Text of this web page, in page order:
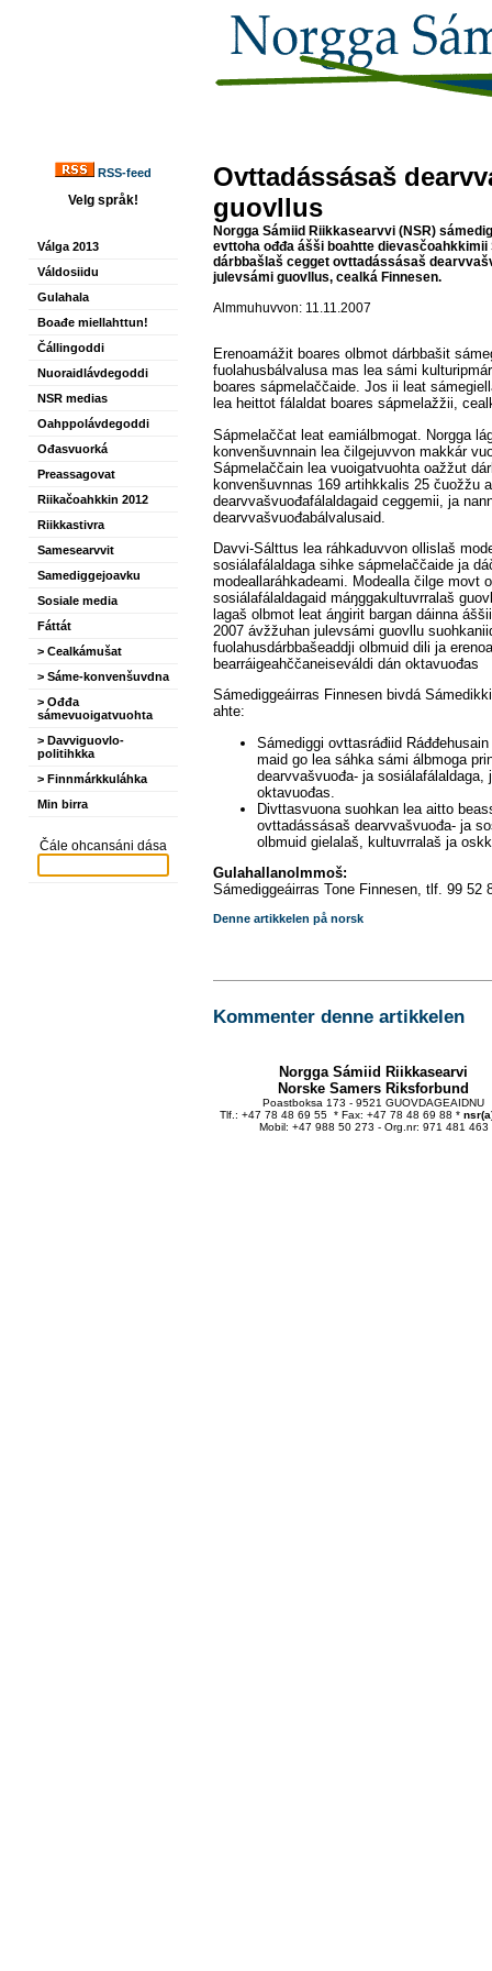
RSS-feed
Velg språk!
Válga 2013
Váldosiidu
Gulahala
Boađe miellahttun!
Čállingoddi
Nuoraidlávdegoddi
NSR medias
Oahppolávdegoddi
Ođasvuorká
Preassagovat
Riikačoahkkin 2012
Riikkastivra
Samesearvvit
Samediggejoavku
Sosiale media
Fáttát
> Cealkámušat
> Sáme-konvenšuvdna
> Ođđa
sámevuoigatvuohta
> Davviguovlo-
politihkka
> Finnmárkkuláhka
Min birra
Čále ohcansáni dása
Ovttadássásaš
guovllus
Norgga Sámiid Riikkasearvvi (NSR)
evttoha ođđa ášši boahtte dievasčoahkkimii
dárbbašlaš cegget ovttadássásaš
julevsámi guovllus, cealká Finnesen.
Almmuhuvvon: 11.11.2007
Erenoamážit boares olbmot dárbbašit
fuolahusbálvalusa mas lea sámi
boares sápmelaččaide. Jos ii leat
lea heittot fálaldat boares sápmelažžii,
Sápmelaččat leat eamiálbmogat. Norgga
konvenšuvnnain lea čilgejuvvon makkár
Sápmelaččain lea vuoigatvuohta oažžut
konvenšuvnnas 169 artihkkalis 25 čuožžu
dearvvašvuođafálaldagaid ceggemii, ja
dearvvašvuođabálvalusaid.
Davvi-Sálttus lea ráhkaduvvon ollislaš
sosiálafálaldaga sihke sápmelaččaide ja
modeallaráhkadeami. Modealla čilge movt
sosiálafálaldagaid máŋggakultuvrralaš
lagaš olbmot leat áŋgirit bargan dáinna
2007 ávžžuhan julevsámi guovllu
fuolahusdárbbašeaddji olbmuid dili ja
bearráigeahččaneiseváldi dán oktavuođas
Sámediggeáirras Finnesen bivdá
ahte:
Sámediggi ovttasráđiid
maid go lea sáhka sámi álbmoga
dearvvašvuođa- ja
oktavuođas.
Divttasvuona suohkan lea aitto
ovttadássásaš dearvvašvuođa- ja
olbmuid gielalaš, kultuvrralaš ja
Gulahallanolmmoš:
Sámediggeáirras Tone Finnesen, tlf. 99 52
Denne artikkelen på norsk
Kommenter denne artikkelen
Norgga Sámiid Riikkasearvi
Norske Samers Riksforbund
Poastboksa 173 - 9521 GUOVDAGEAIDNU
Tlf.: +47 78 48 69 55 * Fax: +47 78 48 69 88 *
Mobil: +47 988 50 273 - Org.nr: 971 481 463